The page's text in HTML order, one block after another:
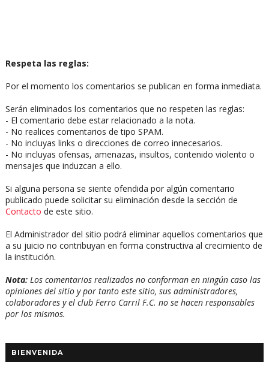
Respeta las reglas:
Por el momento los comentarios se publican en forma inmediata.
Serán eliminados los comentarios que no respeten las reglas:
- El comentario debe estar relacionado a la nota.
- No realices comentarios de tipo SPAM.
- No incluyas links o direcciones de correo innecesarios.
- No incluyas ofensas, amenazas, insultos, contenido violento o
mensajes que induzcan a ello.
Si alguna persona se siente ofendida por algún comentario
publicado puede solicitar su eliminación desde la sección de
Contacto de este sitio.
El Administrador del sitio podrá eliminar aquellos comentarios que
a su juicio no contribuyan en forma constructiva al crecimiento de
la institución.
Nota:Los comentarios realizados no conforman en ningún caso las
opiniones del sitio y por tanto este sitio, sus administradores,
colaboradores y el club Ferro Carril F.C. no se hacen responsables
por los mismos.
BIENVENIDA